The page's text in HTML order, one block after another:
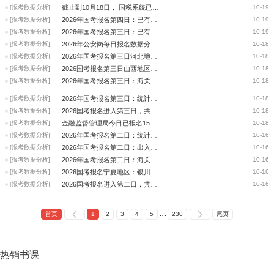
10-19
[报考数据分析]
10-19
[报考数据分析]
10-19
[报考数据分析]
10-18
[报考数据分析]
10-18
[报考数据分析]
10-18
[报考数据分析]
10-18
[报考数据分析]
10-18
[报考数据分析]
10-18
[报考数据分析]
10-18
[报考数据分析]
10-16
[报考数据分析]
10-16
[报考数据分析]
10-16
[报考数据分析]
10-16
[报考数据分析]
10-16
[报考数据分析]
首页 1 2 3 4 5 ... 230 尾页
热销书课